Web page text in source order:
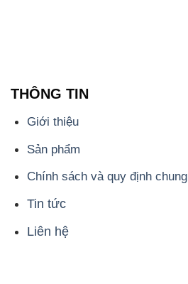
THÔNG TIN
Giới thiệu
Sản phẩm
Chính sách và quy định chung
Tin tức
Liên hệ